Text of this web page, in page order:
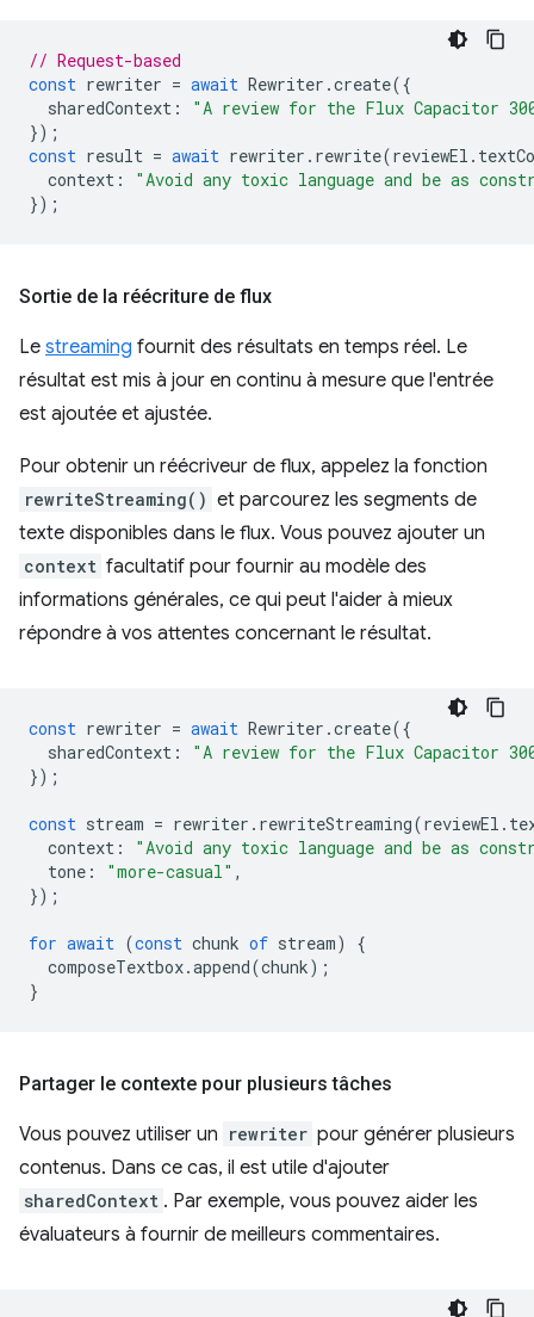
// Request-based
const rewriter = await Rewriter .create({
sharedContext :
"A review for the Flux Capacitor
});
const result = await rewriter . rewrite(reviewEl .
context :
"Avoid any toxic language and be as
});
Sortie de la réécriture de flux
Le streaming fournit des résultats en temps réel. Le
résultat est mis à jour en continu à mesure que l'entrée
est ajoutée et ajustée.
Pour obtenir un réécriveur de flux, appelez la fonction
rewriteStreaming() et parcourez les segments de
texte disponibles dans le flux. Vous pouvez ajouter un
context facultatif pour fournir au modèle des
informations générales, ce qui peut l'aider à mieux
répondre à vos attentes concernant le résultat.
const rewriter = await Rewriter .create({
sharedContext :
"A review for the Flux Capacitor
});
const stream = rewriter . rewriteStreaming(reviewEl .
context :
"Avoid any toxic language and be as
tone : "more-casual" ,
});
for await (const chunk of stream)
{
composeTextbox.append(chunk);
}
Partager le contexte pour plusieurs tâches
Vous pouvez utiliser un rewriter pour générer plusieurs
contenus. Dans ce cas, il est utile d'ajouter
sharedContext . Par exemple, vous pouvez aider les
évaluateurs à fournir de meilleurs commentaires.